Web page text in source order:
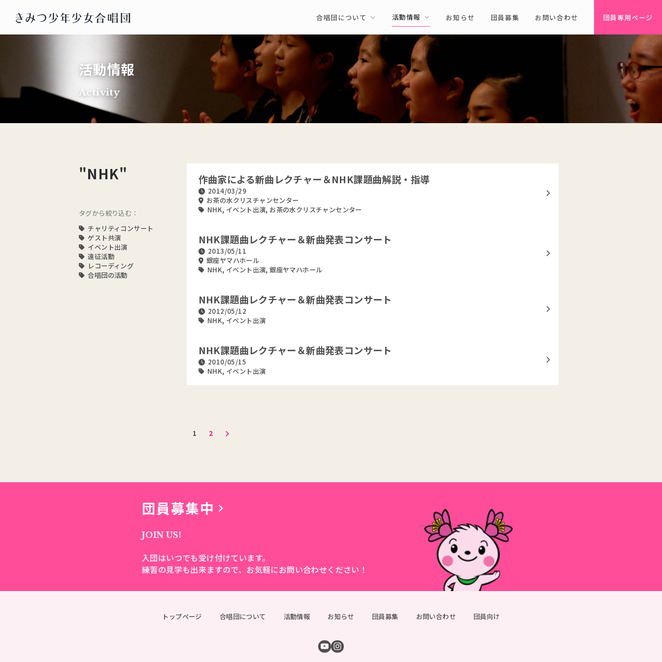
合唱団について 活動情報 お知らせ 団員募集 お問い合わせ 団員専用ページ
活動情報
Activity
"NHK"
タグから絞り込む：
チャリティコンサート
ゲスト共演
イベント出演
遠征活動
レコーディング
合唱団の活動
作曲家による新曲レクチャー＆NHK課題曲解説・指導
2014/03/29
お茶の水クリスチャンセンター
NHK, イベント出演, お茶の水クリスチャンセンター
NHK課題曲レクチャー＆新曲発表コンサート
2013/05/11
銀座ヤマハホール
NHK, イベント出演,銀座ヤマハホール
NHK課題曲レクチャー＆新曲発表コンサート
2012/05/12
NHK, イベント出演
NHK課題曲レクチャー＆新曲発表コンサート
2010/05/15
NHK, イベント出演
1 2
団員募集中
JOIN US!
入団はいつでも受け付けています。
練習の見学も出来ますので、 お気軽にお問い合わせください！
トップページ 合唱団について 活動情報 お知らせ 団員募集 お問い合わせ 団員向け